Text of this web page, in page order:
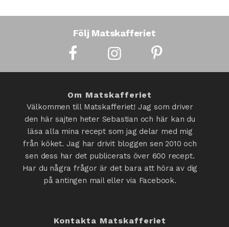
Följ Matskafferiet
Om Matskafferiet
Välkommen till Matskafferiet! Jag som driver
den här sajten heter Sebastian och här kan du
läsa alla mina recept som jag delar med mig
från köket. Jag har drivit bloggen sen 2010 och
sen dess har det publicerats över 600 recept.
Har du några frågor är det bara att höra av dig
på antingen mail eller via Facebook.
Kontakta Matskafferiet